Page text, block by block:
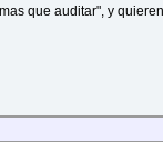
que auditar", y